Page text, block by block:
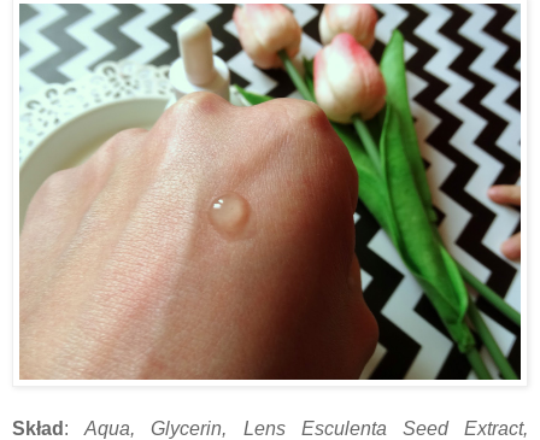
Skład :Aqua, Glycerin, Lens Esculenta Seed Extract,